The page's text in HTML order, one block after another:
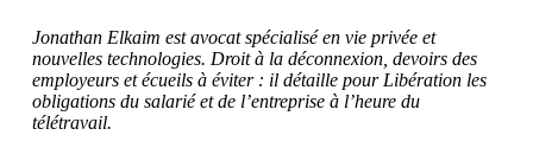
Jonathan Elkaim est avocat spécialisé en vie privée et
nouvelles technologies. Droit à la déconnexion, devoirs des
employeurs et écueils à éviter : il détaille pour Libération les
obligations du salarié et de l’entreprise à l’heure du
télétravail.